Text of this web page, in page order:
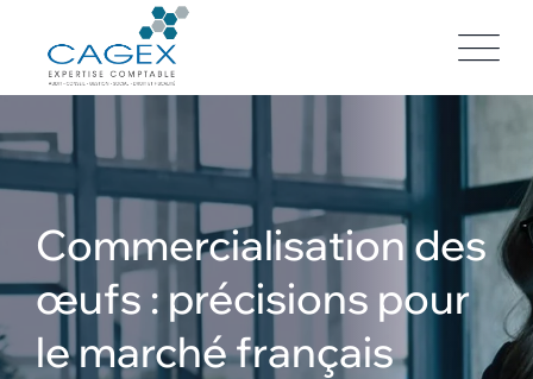
content
Commercialisation des
œufs : précisions pour
le marché français